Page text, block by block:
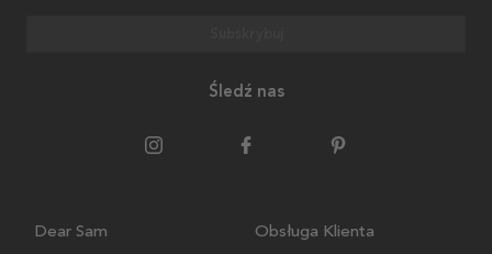
Śledź nas
Dear Sam Obsługa Klienta